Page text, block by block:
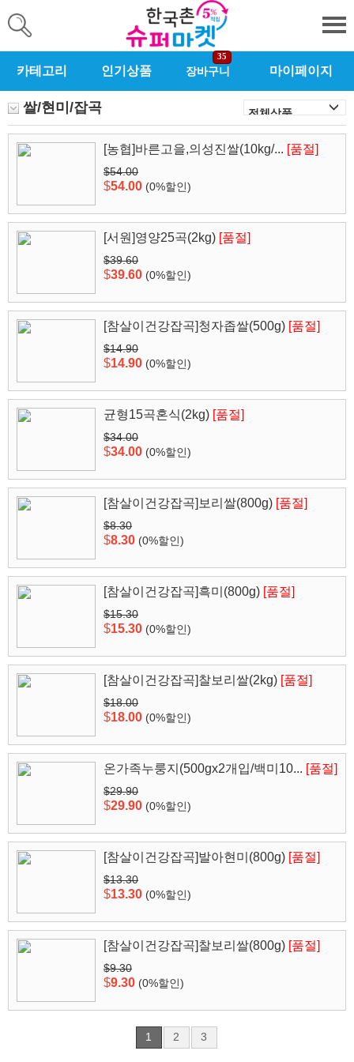
카테고리 인기상품 장바구니
35
마이페이지
쌀/현미/잡곡
[농협]바른고을,의성진쌀(10kg/... [품절]
$54.00
$54.00 (0%할인)
[서원]영양25곡(2kg) [품절]
$39.60
$39.60 (0%할인)
[참살이건강잡곡]청자좁쌀(500g) [품절]
$14.90
$14.90 (0%할인)
균형15곡혼식(2kg) [품절]
$34.00
$34.00 (0%할인)
[참살이건강잡곡]보리쌀(800g) [품절]
$8.30
$8.30 (0%할인)
[참살이건강잡곡]흑미(800g) [품절]
$15.30
$15.30 (0%할인)
[참살이건강잡곡]찰보리쌀(2kg) [품절]
$18.00
$18.00 (0%할인)
온가족누룽지(500gx2개입/백미10... [품절]
$29.90
$29.90 (0%할인)
[참살이건강잡곡]발아현미(800g) [품절]
$13.30
$13.30 (0%할인)
[참살이건강잡곡]찰보리쌀(800g) [품절]
$9.30
$9.30 (0%할인)
1 2 3